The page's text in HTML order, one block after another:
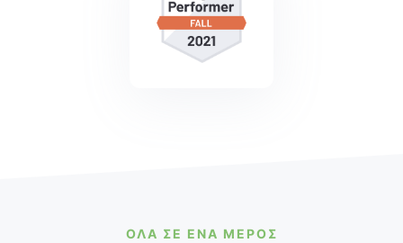
ΌΛΑ ΣΕ ΈΝΑ ΜΈΡΟΣ